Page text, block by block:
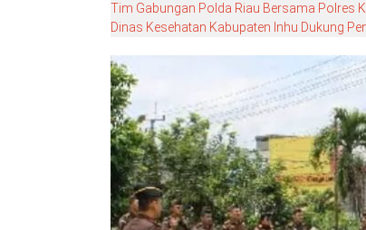
Tim Gabungan Polda Riau Bersama Polres
Dinas Kesehatan Kabupaten Inhu Dukung